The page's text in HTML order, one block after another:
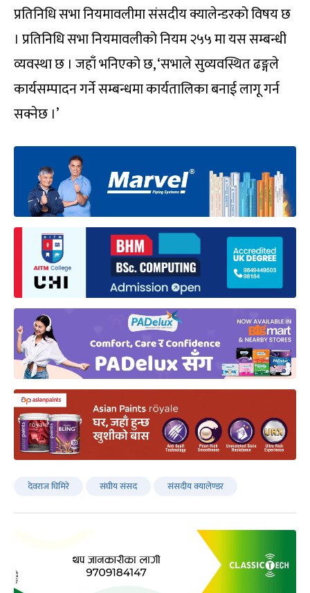
प्रतिनिधि सभा नियमावलीमा संसदीय क्यालेन्डरको विषय छ
। प्रतिनिधि सभा नियमावलीको नियम २५५ मा यस सम्बन्धी
व्यवस्था छ । जहाँ भनिएको छ, ‘सभाले सुव्यवस्थित ढङ्गले
कार्यसम्पादन गर्ने सम्बन्धमा कार्यतालिका बनाई लागू गर्न
सक्नेछ ।’
देवराज घिमिरे संघीय संसद संसदीय क्यालेण्डर